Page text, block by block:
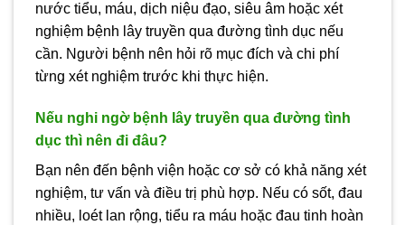
nước tiểu, máu, dịch niệu đạo, siêu âm hoặc xét
nghiệm bệnh lây truyền qua đường tình dục nếu
cần. Người bệnh nên hỏi rõ mục đích và chi phí
từng xét nghiệm trước khi thực hiện.
Nếu nghi ngờ bệnh lây truyền qua đường tình
dục thì nên đi đâu?
Bạn nên đến bệnh viện hoặc cơ sở có khả năng xét
nghiệm, tư vấn và điều trị phù hợp. Nếu có sốt, đau
nhiều, loét lan rộng, tiểu ra máu hoặc đau tinh hoàn